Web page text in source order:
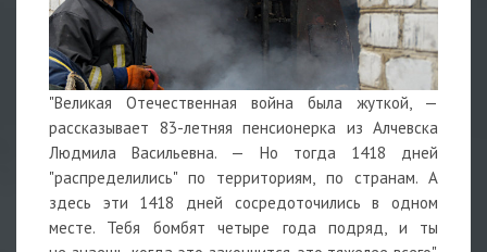
"Великая Отечественная война была жуткой, —
рассказывает 83-летняя пенсионерка из Алчевска
Людмила Васильевна. — Но тогда 1418 дней
"распределились" по территориям, по странам. А
здесь эти 1418 дней сосредоточились в одном
месте. Тебя бомбят четыре года подряд, и ты